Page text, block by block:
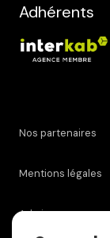
Adhérents
Nos partenaires
Mentions légales
Admin